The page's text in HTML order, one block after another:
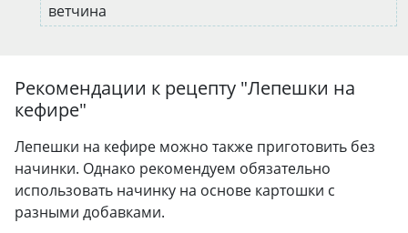
ветчина
Рекомендации к рецепту "Лепешки на
кефире"
Лепешки на кефире можно также приготовить без
начинки. Однако рекомендуем обязательно
использовать начинку на основе картошки с
разными добавками.